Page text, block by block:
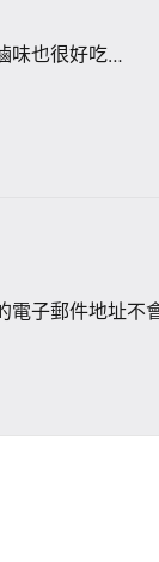
味也很好吃…
電子郵件地址不